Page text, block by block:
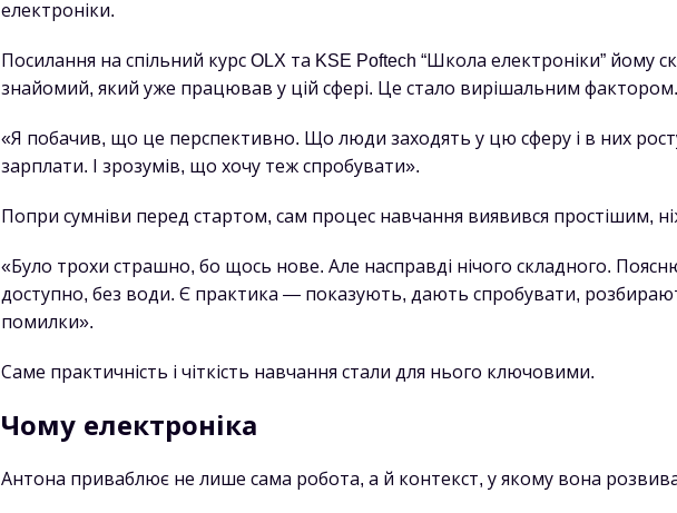
електроніки.
Посилання на спільний курс OLX та KSE Poftech “Школа електроніки” йому
знайомий, який уже працював у цій сфері. Це стало вирішальним фактором.
«Я побачив, що це перспективно. Що люди заходять у цю сферу і в них
зарплати. І зрозумів, що хочу теж спробувати».
Попри сумніви перед стартом, сам процес навчання виявився простішим,
«Було трохи страшно, бо щось нове. Але насправді нічого складного.
доступно, без води. Є практика — показують, дають спробувати,
помилки».
Саме практичність і чіткість навчання стали для нього ключовими.
Чому електроніка
Антона приваблює не лише сама робота, а й контекст, у якому вона